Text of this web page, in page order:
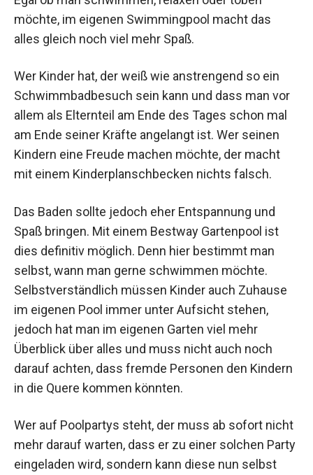
möchte, im eigenen Swimmingpool macht das
alles gleich noch viel mehr Spaß.
Wer Kinder hat, der weiß wie anstrengend so ein
Schwimmbadbesuch sein kann und dass man vor
allem als Elternteil am Ende des Tages schon mal
am Ende seiner Kräfte angelangt ist. Wer seinen
Kindern eine Freude machen möchte, der macht
mit einem Kinderplanschbecken nichts falsch.
Das Baden sollte jedoch eher Entspannung und
Spaß bringen. Mit einem Bestway Gartenpool ist
dies definitiv möglich. Denn hier bestimmt man
selbst, wann man gerne schwimmen möchte.
Selbstverständlich müssen Kinder auch Zuhause
im eigenen Pool immer unter Aufsicht stehen,
jedoch hat man im eigenen Garten viel mehr
Überblick über alles und muss nicht auch noch
darauf achten, dass fremde Personen den Kindern
in die Quere kommen könnten.
Wer auf Poolpartys steht, der muss ab sofort nicht
mehr darauf warten, dass er zu einer solchen Party
eingeladen wird, sondern kann diese nun selbst